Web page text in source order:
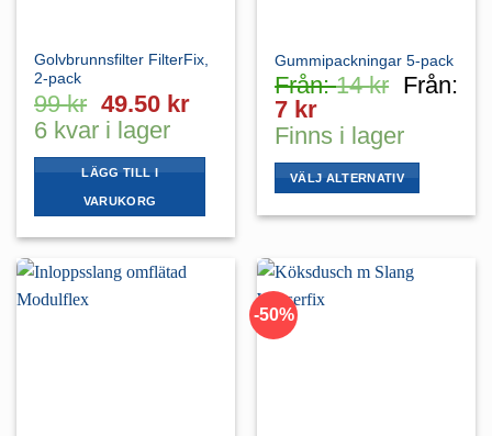
Golvbrunnsfilter FilterFix,
2-pack
99kr Det
ursprungliga
priset
var:
99 kr.
49.50 krDet
nuvarande
priset
är:
49.50 kr.
6 kvar i lager
LÄGG TILL I
VARUKORG
Gummipackningar 5-pack
Från:14kr Från:
7 kr
Finns i lager
VÄLJ ALTERNATIV
har
flera
varianter.
De
-50%